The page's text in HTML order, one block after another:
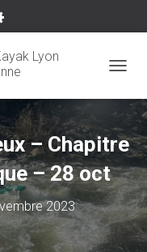
Lyon
– Chapitre
– 28 oct
2023